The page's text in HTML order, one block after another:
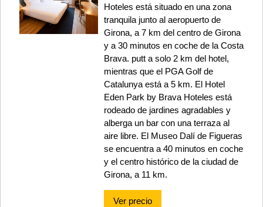
Hoteles está situado en una zona
tranquila junto al aeropuerto de
Girona, a 7 km del centro de Girona
y a 30 minutos en coche de la Costa
Brava. putt a solo 2 km del hotel,
mientras que el PGA Golf de
Catalunya está a 5 km. El Hotel
Eden Park by Brava Hoteles está
rodeado de jardines agradables y
alberga un bar con una terraza al
aire libre. El Museo Dalí de Figueras
se encuentra a 40 minutos en coche
y el centro histórico de la ciudad de
Girona, a 11 km.
Ver precio